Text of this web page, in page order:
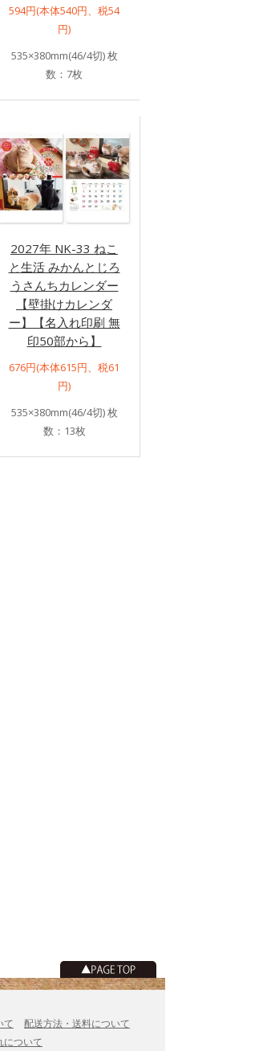
594円(本体540円、税54
円)
535×380mm(46/4切) 枚
数：7枚
2027年 NK-33 ねこ
と生活 みかんとじろ
うさんちカレンダー
【壁掛けカレンダ
ー】【名入れ印刷 無
印50部から】
676円(本体615円、税61
円)
535×380mm(46/4切) 枚
数：13枚
て
配送方法・送料について
について